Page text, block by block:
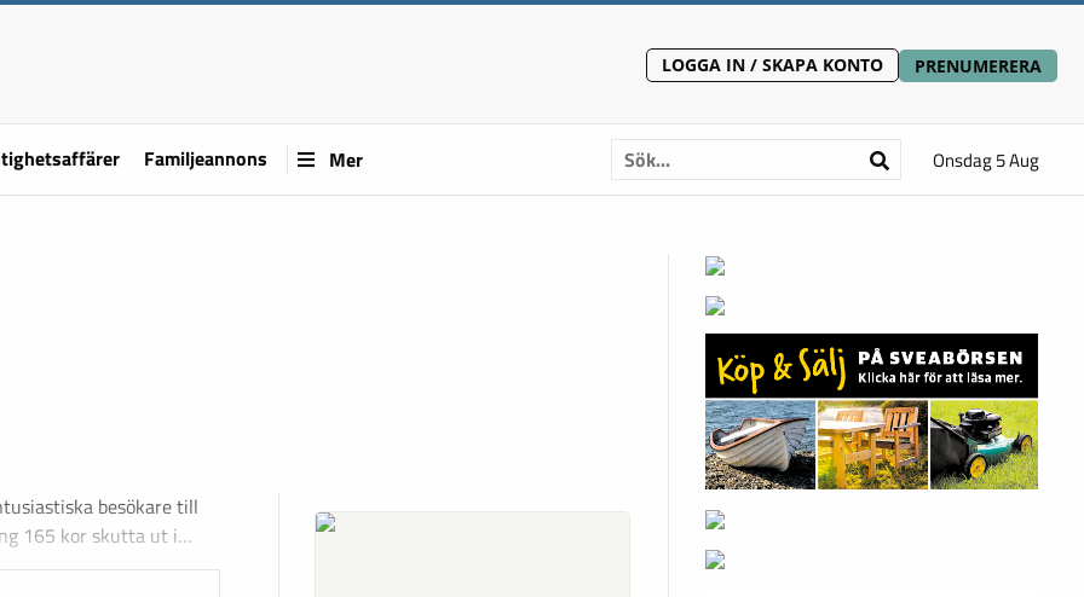
LOGGA IN / SKAPA KONTO PRENUMERERA
Familjeannons Mer Onsdag 5 Aug
besökare till
165 kor skutta ut i…